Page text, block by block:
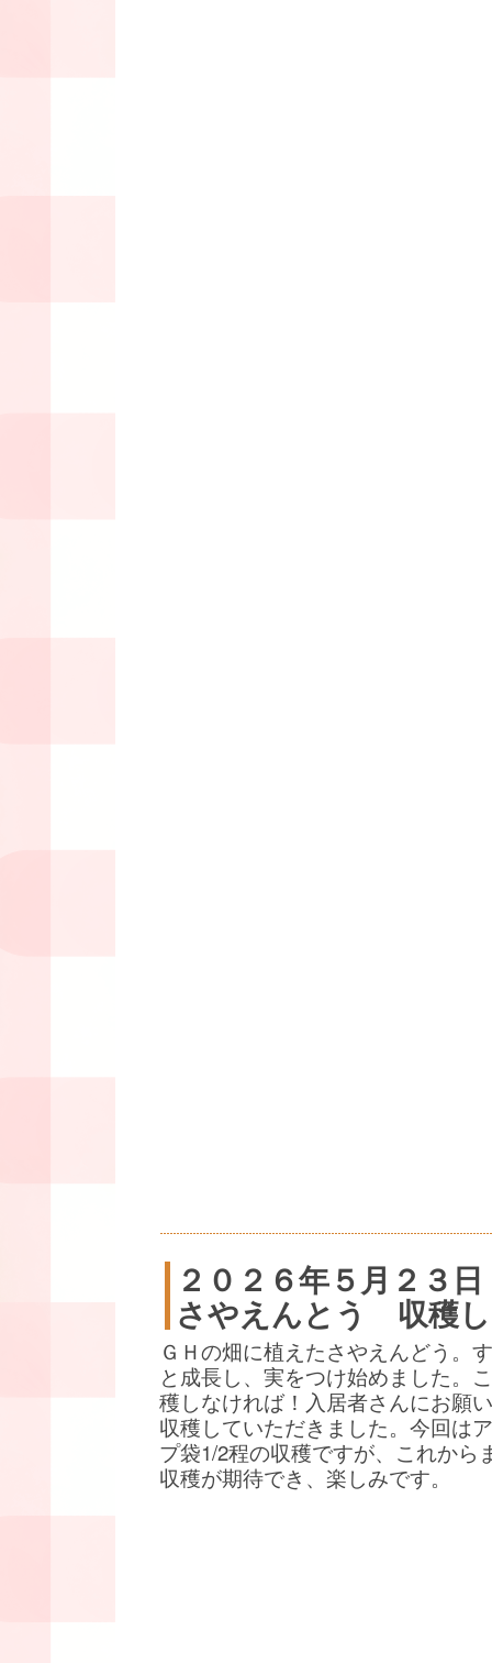
２０２６年５月２３日
さやえんとう 収穫
ＧＨの畑に植えたさやえんどう。
と成長し、実をつけ始めました。
穫しなければ！入居者さんにお願
収穫していただきました。今回は
プ袋1/2程の収穫ですが、これから
収穫が期待でき、楽しみです。